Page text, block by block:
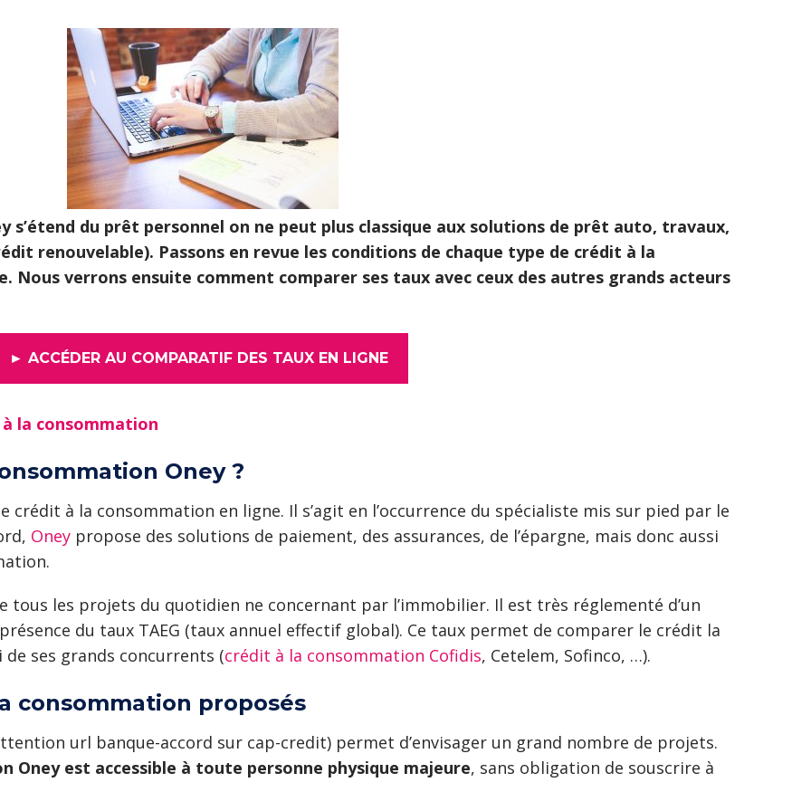
s’étend du prêt personnel on ne peut plus classique aux solutions de prêt auto, travaux,
renouvelable). Passons en revue les conditions de chaque type de crédit à la
Nous verrons ensuite comment comparer ses taux avec ceux des autres grands acteurs
► ACCÉDER AU COMPARATIF DES TAUX EN LIGNE
la consommation
Oney ?
crédit à la consommation en ligne. Il s’agit en l’occurrence du spécialiste mis sur pied par le
Oney propose des solutions de paiement, des assurances, de l’épargne, mais donc aussi
tous les projets du quotidien ne concernant par l’immobilier. Il est très réglementé d’un
du taux TAEG (taux annuel effectif global). Ce taux permet de comparer le crédit la
ses grands concurrents (crédit à la consommation Cofidis, Cetelem, Sofinco, …).
consommation proposés
url banque-accord sur cap-credit) permet d’envisager un grand nombre de projets.
Oney est accessible à toute personne physique majeure, sans obligation de souscrire à